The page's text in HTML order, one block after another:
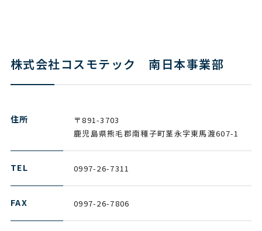
株式会社コスモテック 南日本事業部
住所
〒891-3703
鹿児島県熊毛郡南種子町茎永字東馬渡607-1
TEL 0997-26-7311
FAX 0997-26-7806